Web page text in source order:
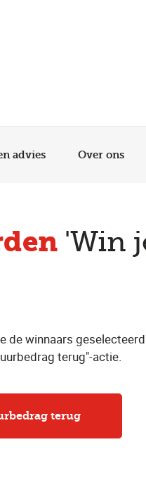
advies Over ons
'Win
de winnaars
terug"-actie.
terug